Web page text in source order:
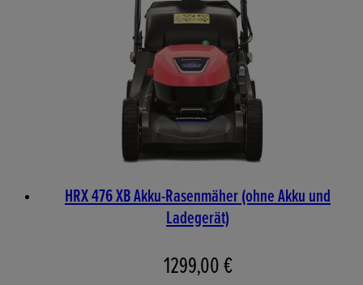
HRX 476 XB Akku-Rasenmäher (ohne Akku und
Ladegerät)
1299,00 €